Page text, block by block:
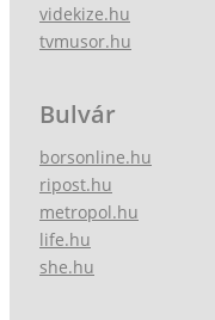
videkize.hu
tvmusor.hu
Bulvár
borsonline.hu
ripost.hu
metropol.hu
life.hu
she.hu